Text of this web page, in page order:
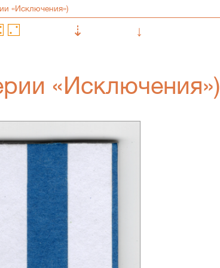
⇣
↓
«Исключения»)